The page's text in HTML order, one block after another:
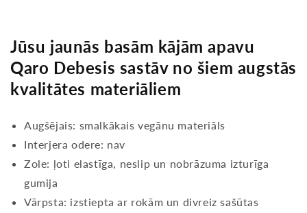
Jūsu jaunās basām kājām apavu
Qaro Debesis sastāv no šiem augstās
kvalitātes materiāliem
Augšējais: smalkākais vegānu materiāls
Interjera odere: nav
Zole: ļoti elastīga, neslip un nobrāzuma izturīga
gumija
Vārpsta: izstiepta ar rokām un divreiz sašūtas